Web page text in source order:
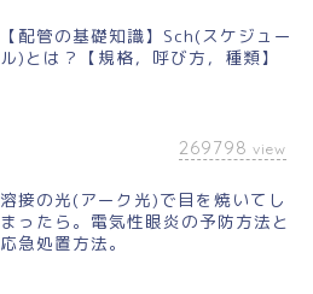
【配管の基礎知識】Sch(スケジュー
ル)とは？【規格，呼び方，種類】
269798 view
溶接の光(アーク光)で目を焼いてし
まったら。電気性眼炎の予防方法と
応急処置方法。